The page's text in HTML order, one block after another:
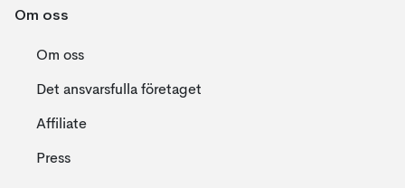
Om oss
Om oss
Det ansvarsfulla företaget
Affiliate
Press